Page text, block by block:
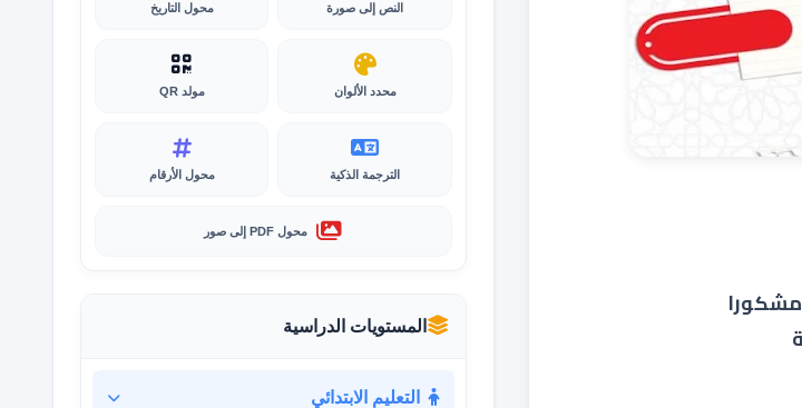
النص إلى صورة محول التاريخ
محدد الألوان مولد QR
الترجمة الذكية محول الأرقام
محول PDF إلى صور
المستويات الدراسية
التعليم الابتدائي